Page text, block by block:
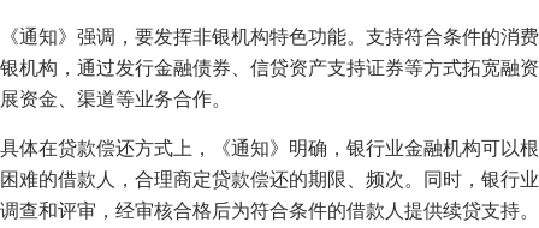
《通知》强调，要发挥非银机构特色功能。支持符合条件的消
银机构，通过发行金融债券、信贷资产支持证券等方式拓宽融
展资金、渠道等业务合作。
具体在贷款偿还方式上，《通知》明确，银行业金融机构可以
困难的借款人，合理商定贷款偿还的期限、频次。同时，银行
调查和评审，经审核合格后为符合条件的借款人提供续贷支持。